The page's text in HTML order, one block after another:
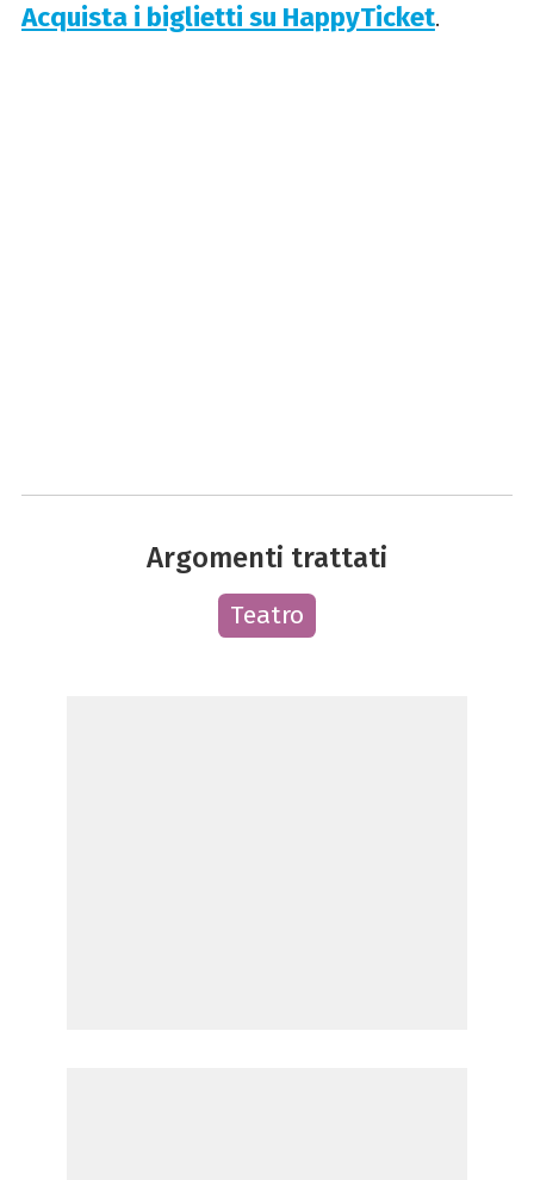
Acquista i biglietti su HappyTicket.
Argomenti trattati
Teatro